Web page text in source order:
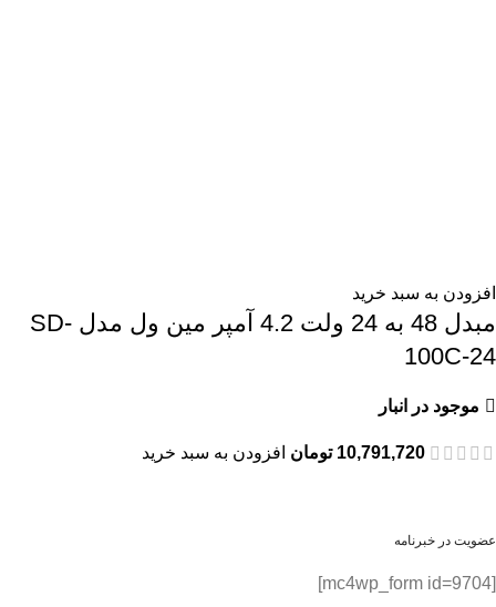
افزودن به سبد خرید
مبدل 48 به 24 ولت 4.2 آمپر مین ول مدل SD-
100C-24
موجود در انبار
10,791,720 تومان افزودن به سبد خرید
عضویت در خبرنامه
[mc4wp_form id=9704]